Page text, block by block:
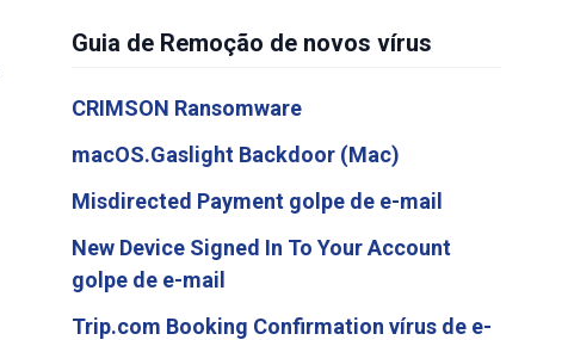
Guia de Remoção de novos vírus
CRIMSON Ransomware
macOS.Gaslight Backdoor (Mac)
Misdirected Payment golpe de e-mail
New Device Signed In To Your Account
golpe de e-mail
Trip.com Booking Confirmation vírus de e-